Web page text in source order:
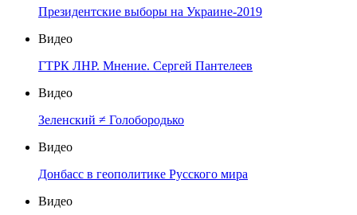
Президентские выборы на Украине-2019
Видео
ГТРК ЛНР. Мнение. Сергей Пантелеев
Видео
Зеленский ≠ Голобородько
Видео
Донбасс в геополитике Русского мира
Видео